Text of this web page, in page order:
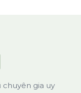
phối hợp